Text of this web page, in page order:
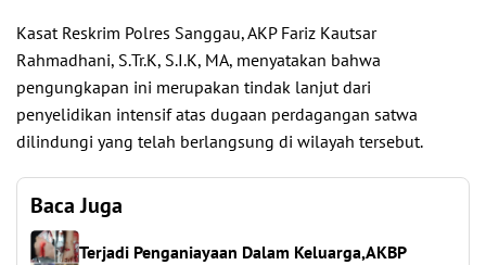
Kasat Reskrim Polres Sanggau, AKP Fariz Kautsar
Rahmadhani, S.Tr.K, S.I.K, MA, menyatakan bahwa
pengungkapan ini merupakan tindak lanjut dari
penyelidikan intensif atas dugaan perdagangan satwa
dilindungi yang telah berlangsung di wilayah tersebut.
Baca Juga
Terjadi Penganiayaan Dalam Keluarga,AKBP